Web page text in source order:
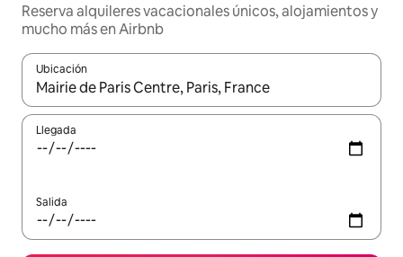
Reserva alquileres vacacionales únicos, alojamientos y
mucho más en Airbnb
Ubicación
Cuando los resultados estén disponibles, navega con las
Llegada
Salida